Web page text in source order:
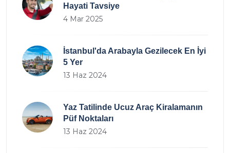
Hayati Tavsiye
4 Mar 2025
İstanbul'da Arabayla Gezilecek En İyi
5 Yer
13 Haz 2024
Yaz Tatilinde Ucuz Araç Kiralamanın
Püf Noktaları
13 Haz 2024